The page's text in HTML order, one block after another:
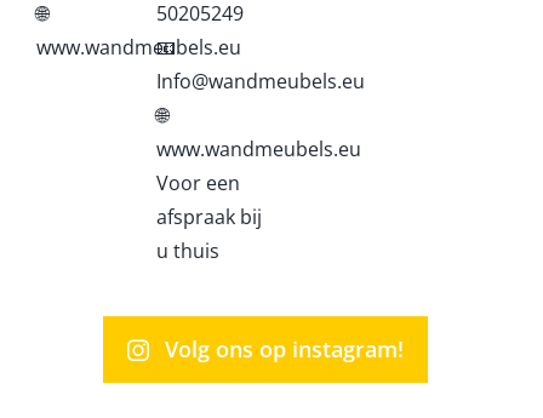
Volg ons op instagram!